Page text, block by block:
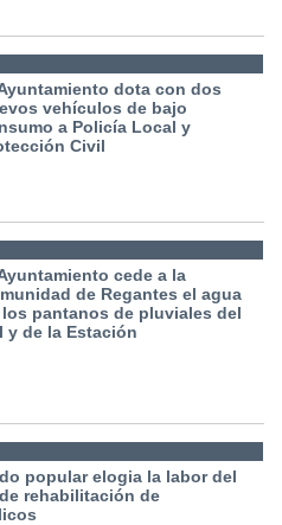
dota con dos
vehículos de bajo
a Policía Local y
Civil
cede a la
de Regantes el agua
los pantanos de pluviales del
y de la Estación
popular elogia la labor del
rehabilitación de